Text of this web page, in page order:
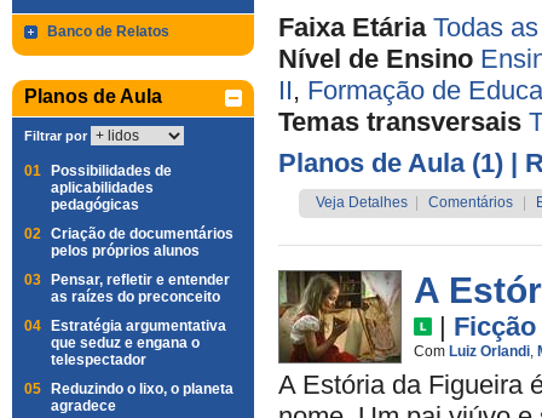
Banco de Relatos
Planos de Aula
Filtrar por
01
Possibilidades de
aplicabilidades
pedagógicas
02 Criação de documentários
pelos próprios alunos
03
Pensar, refletir e entender
as raízes do preconceito
04
Estratégia argumentativa
que seduz e engana o
telespectador
05
Reduzindo o lixo, o planeta
agradece
Faixa Etária Todas
Nível de Ensino
II, Formação de
Temas transversais
Planos de Aula (1) |
Veja Detalhes Comentários
A
| Ficção
Com Luiz Orlandi,
A Estória da Figueira